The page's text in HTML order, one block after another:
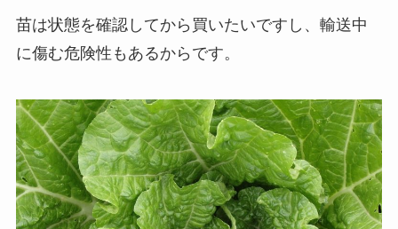
苗は状態を確認してから買いたいですし、輸送中
に傷む危険性もあるからです。